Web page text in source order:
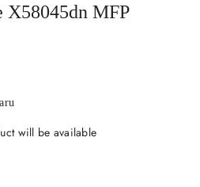
X58045dn MFP
will be available